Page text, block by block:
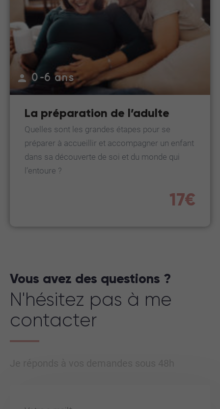
0-6 ans
La préparation de l’adulte
Quelles sont les grandes étapes pour se
préparer à accueillir et accompagner un enfant
dans sa découverte de soi et du monde qui
l’entoure ?
17€
Vous avez des questions ?
N'hésitez pas à me
contacter